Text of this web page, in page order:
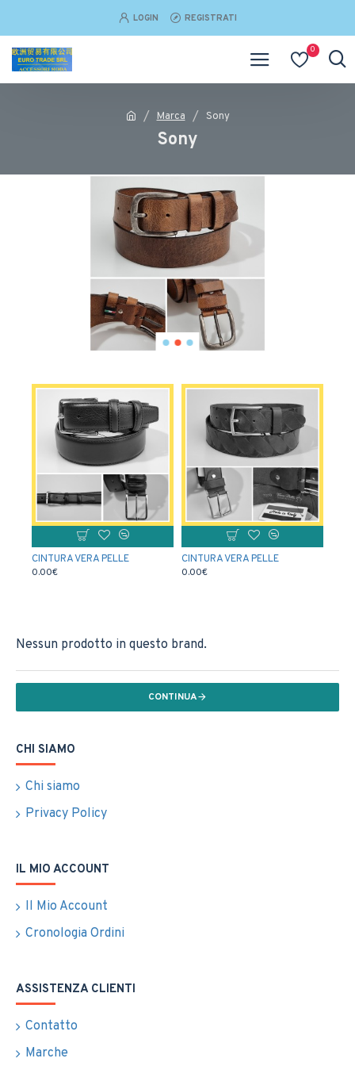
LOGIN REGISTRATI
0
Marca Sony
Sony
CINTURA VERA PELLE
0.00€
CINTURA VERA PELLE
0.00€
Nessun prodotto in questo brand.
CONTINUA
CHI SIAMO
Chi siamo
Privacy Policy
IL MIO ACCOUNT
Il Mio Account
Cronologia Ordini
ASSISTENZA CLIENTI
Contatto
Marche